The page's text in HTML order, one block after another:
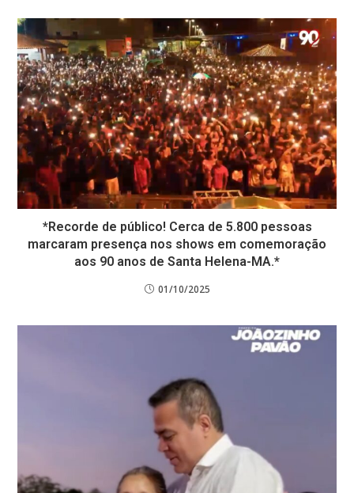
*Recorde de público! Cerca de 5.800 pessoas
marcaram presença nos shows em comemoração
aos 90 anos de Santa Helena-MA.*
01/10/2025